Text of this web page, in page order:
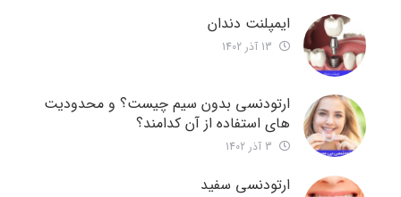
ایمپلنت دندان
ارتودنسی بدون سیم چیست؟ و محدودیت
های استفاده از آن کدامند؟
ارتودنسی سفید